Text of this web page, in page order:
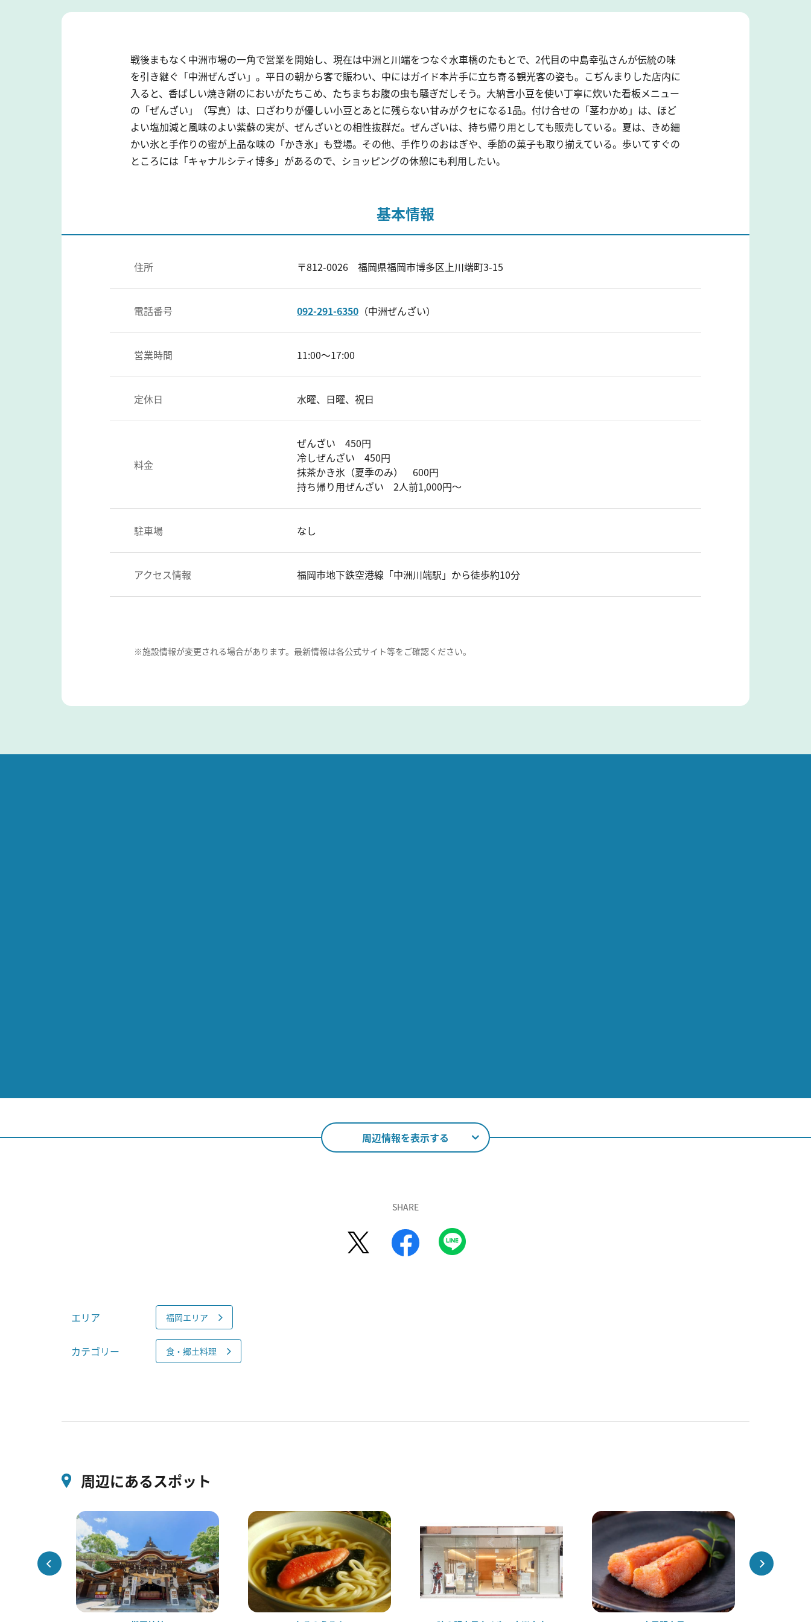
戦後まもなく中洲市場の一角で営業を開始し、現在は中洲と川端をつなぐ水車橋のたもとで、2代目の中島幸弘さんが伝統の味
を引き継ぐ「中洲ぜんざい」。平日の朝から客で賑わい、中にはガイド本片手に立ち寄る観光客の姿も。こぢんまりした店内に
入ると、香ばしい焼き餅のにおいがたちこめ、たちまちお腹の虫も騒ぎだしそう。大納言小豆を使い丁寧に炊いた看板メニュー
の「ぜんざい」（写真）は、口ざわりが優しい小豆とあとに残らない甘みがクセになる1品。付け合せの「茎わかめ」は、ほど
よい塩加減と風味のよい紫蘇の実が、ぜんざいとの相性抜群だ。ぜんざいは、持ち帰り用としても販売している。夏は、きめ細
かい氷と手作りの蜜が上品な味の「かき氷」も登場。その他、手作りのおはぎや、季節の菓子も取り揃えている。歩いてすぐの
ところには「キャナルシティ博多」があるので、ショッピングの休憩にも利用したい。
基本情報
住所 〒812-0026 福岡県福岡市博多区上川端町3-15
電話番号 092-291-6350 （中洲ぜんざい）
営業時間 11:00～17:00
定休日 水曜、日曜、祝日
料金
ぜんざい 450円
冷しぜんざい 450円
抹茶かき氷（夏季のみ） 600円
持ち帰り用ぜんざい 2人前1,000円～
駐車場 なし
アクセス情報 福岡市地下鉄空港線「中洲川端駅」から徒歩約10分
※施設情報が変更される場合があります。最新情報は各公式サイト等をご確認ください。
周辺情報を表示する
SHARE
エリア 福岡エリア
カテゴリー 食・郷土料理
周辺にあるスポット